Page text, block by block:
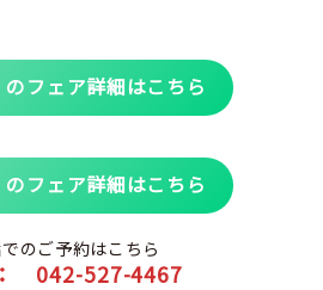
フェア詳細はこちら
フェア詳細はこちら
のご予約はこちら
042-527-4467